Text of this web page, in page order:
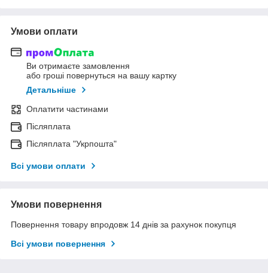
Умови оплати
Ви отримаєте замовлення
або гроші повернуться на вашу картку
Детальніше
Оплатити частинами
Післяплата
Післяплата "Укрпошта"
Всі умови оплати
Умови повернення
Повернення товару впродовж 14 днів за рахунок покупця
Всі умови повернення